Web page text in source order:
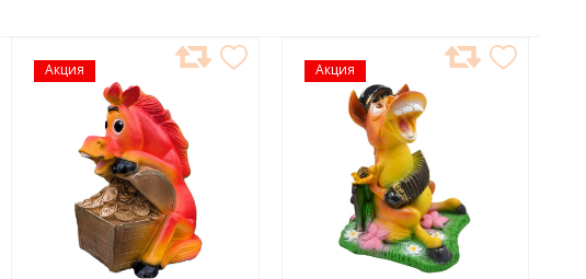
Акция
ДОБАВИТЬ
В
ИЗБРАННОЕ
Акция
ДОБАВИТЬ
В
ИЗБРАННОЕ